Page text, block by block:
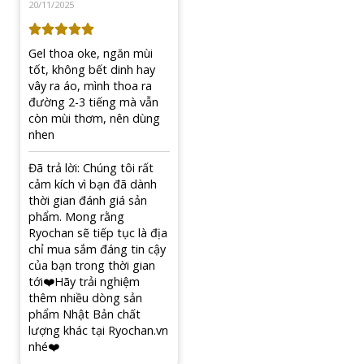
Ưu điểm của gel trị hôi nách Kobayashi
Ưu điểm nổi bật:
Công thức khử mùi mạnh mẽ, giúp duy trì sự khô
thoáng cho vùng da dưới cánh tay suốt nhiều giờ
liền.
Kết cấu dạng gel mỏng nhẹ, thẩm thấu nhanh vào
da, không gây cảm giác nhờn rít hay bết dính khi sử
dụng.
Thành phần an toàn, lành tính, phù hợp với cả
những người có làn da nhạy cảm hoặc dễ kích ứng.
Thiết kế nhỏ gọn, tiện dụng, dễ dàng mang theo bên
mình để sử dụng mọi lúc, mọi nơi.
Lưu Ý Khi Sử Dụng Gel Trị Hôi Nách Kobayashi